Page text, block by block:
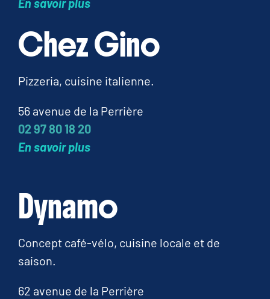
En savoir plus
Chez Gino
Pizzeria, cuisine italienne.
56 avenue de la Perrière
02 97 80 18 20
En savoir plus
Dynamo
Concept café-vélo, cuisine locale et de
saison.
62 avenue de la Perrière